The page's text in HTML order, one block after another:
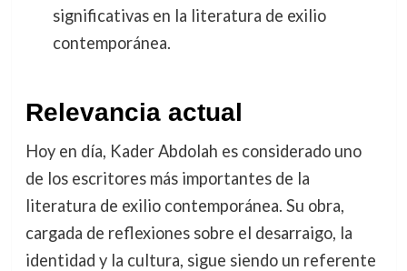
significativas en la literatura de exilio
contemporánea.
Relevancia actual
Hoy en día, Kader Abdolah es considerado uno
de los escritores más importantes de la
literatura de exilio contemporánea. Su obra,
cargada de reflexiones sobre el desarraigo, la
identidad y la cultura, sigue siendo un referente